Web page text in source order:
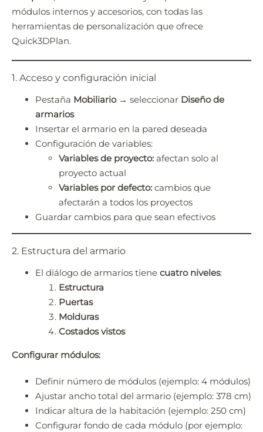
módulos internos y accesorios, con todas las
herramientas de personalización que ofrece
Quick3DPlan.
1. Acceso y configuración inicial
Pestaña Mobiliario→ seleccionar Diseño de
armarios
Insertar el armario en la pared deseada
Configuración de variables:
Variables de proyecto: afectan solo al
proyecto actual
Variables por defecto: cambios que
afectarán a todos los proyectos
Guardar cambios para que sean efectivos
2. Estructura del armario
El diálogo de armarios tiene cuatro niveles:
Estructura
Puertas
Molduras
Costados vistos
Configurar módulos:
Definir número de módulos (ejemplo: 4 módulos)
Ajustar ancho total del armario (ejemplo: 378 cm)
Indicar altura de la habitación (ejemplo: 250 cm)
Configurar fondo de cada módulo (por ejemplo:
Quick3DPlan
Hello! How can I assist you today?